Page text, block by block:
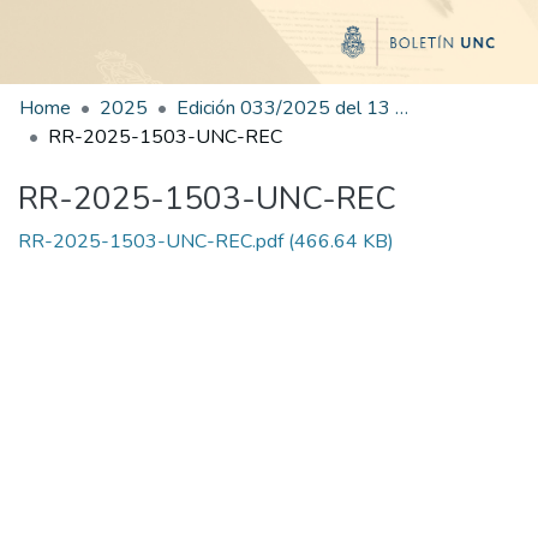
Home 2025
Edición 033/2025 del 13 de agosto de 2025
RR-2025-1503-UNC-REC
RR-2025-1503-UNC-REC
RR-2025-1503-UNC-REC.pdf(466.64 KB)